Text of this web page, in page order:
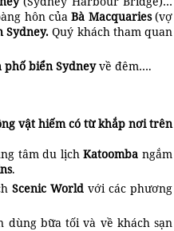
hôn củaBà Macquaries(vợ
Sydney.Quý khách tham quan
phố biển Sydneyvề đêm….
vật hiếm có từ khắp nơi trên
tâm du lịchKatoomba ngắm
.
Scenic World với các phương
dùng bữa tối và về khách sạn